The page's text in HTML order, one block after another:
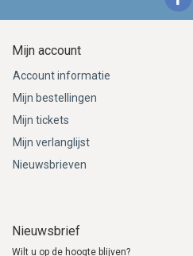
Mijn account
Account informatie
Mijn bestellingen
Mijn tickets
Mijn verlanglijst
Nieuwsbrieven
Nieuwsbrief
Wilt u op de hoogte blijven?